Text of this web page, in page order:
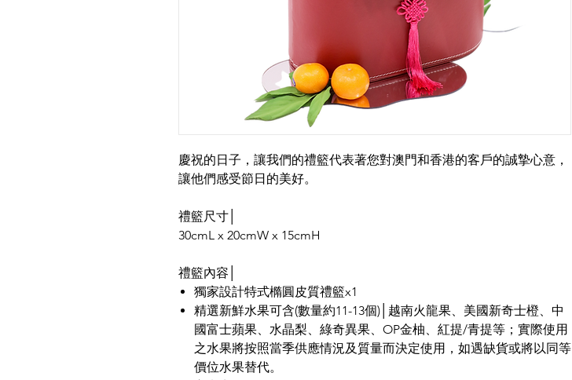
慶祝的日子，讓我們的禮籃代表著您對澳門和香港的客戶的誠摯心意，
讓他們感受節日的美好。
禮籃尺寸│
30cmL x 20cmW x 15cmH
禮籃內容│
獨家設計特式橢圓皮質禮籃x1
精選新鮮水果可含(數量約11-13個)│越南火龍果、美國新奇士橙、中
國富士蘋果、水晶梨、綠奇異果、OP金柚、紅提/青提等；實際使用
之水果將按照當季供應情況及質量而決定使用，如遇缺貨或將以同等
價位水果替代。